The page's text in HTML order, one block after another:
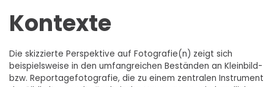
Kontexte
Die skizzierte Perspektive auf Fotografie(n) zeigt sich
beispielsweise in den umfangreichen Beständen an Kleinbild-
bzw. Reportagefotografie, die zu einem zentralen Instrument